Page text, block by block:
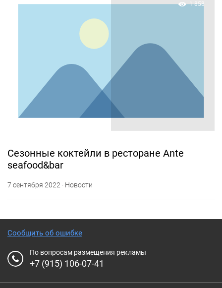
1 858
Сезонные коктейли в ресторане Ante
seafood&bar
7 сентября 2022 · Новости
Сообщить об ошибке
По вопросам размещения рекламы
+7 (915) 106-07-41